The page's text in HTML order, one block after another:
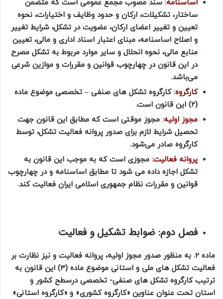
اساسنامه: سند مصوب مجمع عمومی است که متضمن
ساختار، تشکیلات، ارکان و حدود وظایف و اختیارات، نحوه
تعیین و تغییر اعضای ارکان، عضویت در تشکل، شرایط تغییر
و اصلاح اساسنامه، مبنای اعتبار اسناد اداری و مالی، تعیین
منابع مالی، نحوه انحلال و سایر موارد مربوط به تشکل مصرح
در این قانون در چهارچوب قوانین و مقررات و موازین شرعی
می‌باشد.
کارگروه:کارگروه تشکل های صنفی – تخصصی موضوع ماده
(۲) این قانون است.
مجوز اولیه: مجوز موقتی است که مطابق این قانون جهت
تحصیل شرایط لازم برای صدور پروانه فعالیت تشکل، توسط
کارگروه صادر می‌شود.
پروانه فعالیت: مجوزی است که به موجب این قانون به
تشکل اجازه داده می شود تا مطابق اساسنامه و در چهارچوب
قوانین و مقررات نظام جمهوری اسلامی ایران فعالیت کند.
فصل دوم: ضوابط تشکیل و فعالیت
ماده 2. به منظور صدور مجوز اولیه، پروانه فعالیت و نیز نظارت بر
فعالیت تشکل های ملی و استانی موضوع ماده (۳) این قانون به
ترتیب کارگروه تشکل های صنفی- تخصصی درسطح کشور و
استان تحت عنوان عناوین «کارگروه کشوری» و «کارگروه استانی»